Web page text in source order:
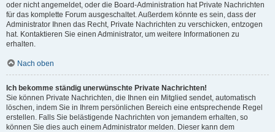
oder nicht angemeldet, oder die Board-Administration hat Private Nachrichten
für das komplette Forum ausgeschaltet. Außerdem könnte es sein, dass der
Administrator Ihnen das Recht, Private Nachrichten zu verschicken, entzogen
hat. Kontaktieren Sie einen Administrator, um weitere Informationen zu
erhalten.
Nach oben
Ich bekomme ständig unerwünschte Private Nachrichten!
Sie können Private Nachrichten, die Ihnen ein Mitglied sendet, automatisch
löschen, indem Sie in Ihrem persönlichen Bereich eine entsprechende Regel
erstellen. Falls Sie belästigende Nachrichten von jemandem erhalten, so
können Sie dies auch einem Administrator melden. Dieser kann dem